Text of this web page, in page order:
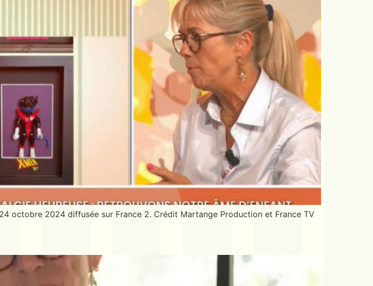
octobre 2024 diffusée sur France 2. Crédit Martange Production et France TV